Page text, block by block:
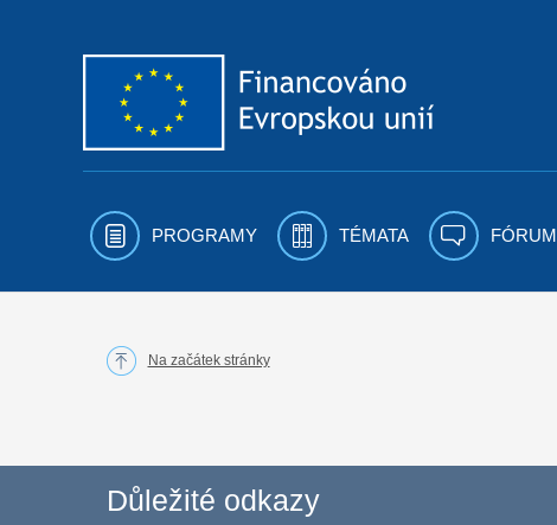
PROGRAMY TÉMATA FÓRUM
Na začátek stránky
Důležité odkazy